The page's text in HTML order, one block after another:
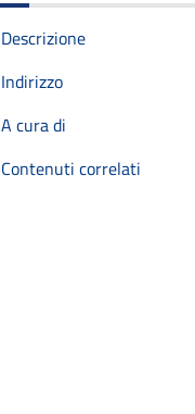
Descrizione
Indirizzo
A cura di
Contenuti correlati